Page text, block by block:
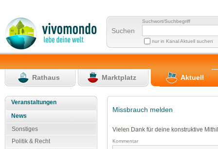
Suchen
Suchwort/Suchbegriff
nur in Kanal Aktuell suchen
Rathaus Marktplatz Aktuell
Veranstaltungen
News
Sonstiges
Politik & Recht
Missbrauch melden
Vielen Dank für deine konstruktive
Kommentar